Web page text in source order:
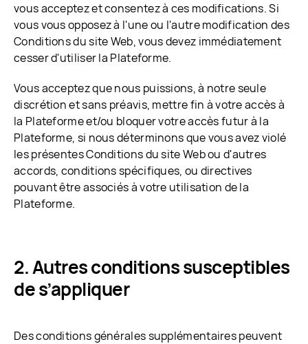
vous acceptez et consentez à ces modifications. Si
vous vous opposez à l'une ou l'autre modification des
Conditions du site Web, vous devez immédiatement
cesser d'utiliser la Plateforme.
Vous acceptez que nous puissions, à notre seule
discrétion et sans préavis, mettre fin à votre accès à
la Plateforme et/ou bloquer votre accès futur à la
Plateforme, si nous déterminons que vous avez violé
les présentes Conditions du site Web ou d'autres
accords, conditions spécifiques, ou directives
pouvant être associés à votre utilisation de la
Plateforme.
Autres conditions susceptibles
de s’appliquer
Des conditions générales supplémentaires peuvent